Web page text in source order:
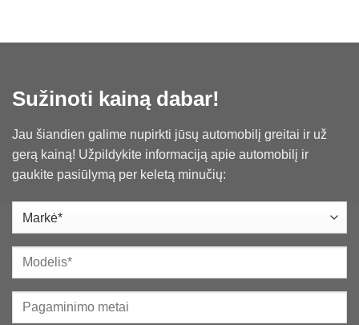
Sužinoti kainą dabar!
Jau šiandien galime nupirkti jūsų automobilį greitai ir už
gerą kainą​! Užpildykite informaciją apie automobilį ir
gaukite pasiūlymą per keletą minučių: